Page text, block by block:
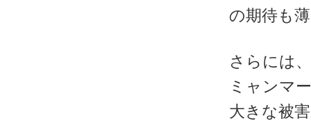
の期待も
さらには
ミャンマ
大きな被